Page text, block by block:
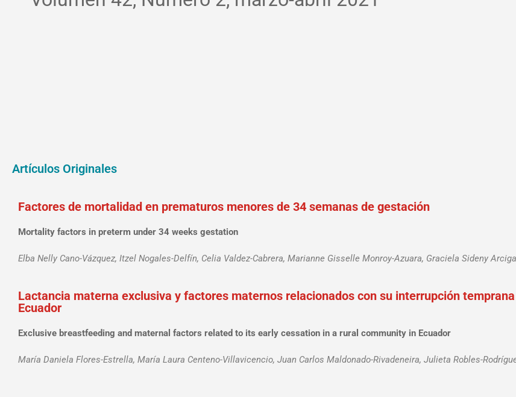
Artículos Originales
Factores de mortalidad en prematuros menores de 34 semanas de gestación
Mortality factors in preterm under 34 weeks gestation
Elba Nelly Cano-Vázquez, Itzel Nogales-Delfín, Celia Valdez-Cabrera, Marianne Gisselle Monroy-Azuara, Graciela Sideny
Lactancia materna exclusiva y factores maternos relacionados con su interrupción
Ecuador
Exclusive breastfeeding and maternal factors related to its early cessation in a rural community in Ecuador
María Daniela Flores-Estrella, María Laura Centeno-Villavicencio, Juan Carlos Maldonado-Rivadeneira, Julieta Robles-